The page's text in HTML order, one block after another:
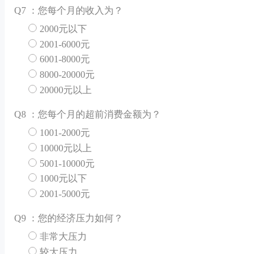
Q7 ：您每个月的收入为？
2000元以下
2001-6000元
6001-8000元
8000-20000元
20000元以上
Q8 ：您每个月的超前消费金额为？
1001-2000元
10000元以上
5001-10000元
1000元以下
2001-5000元
Q9 ：您的经济压力如何？
非常大压力
较大压力